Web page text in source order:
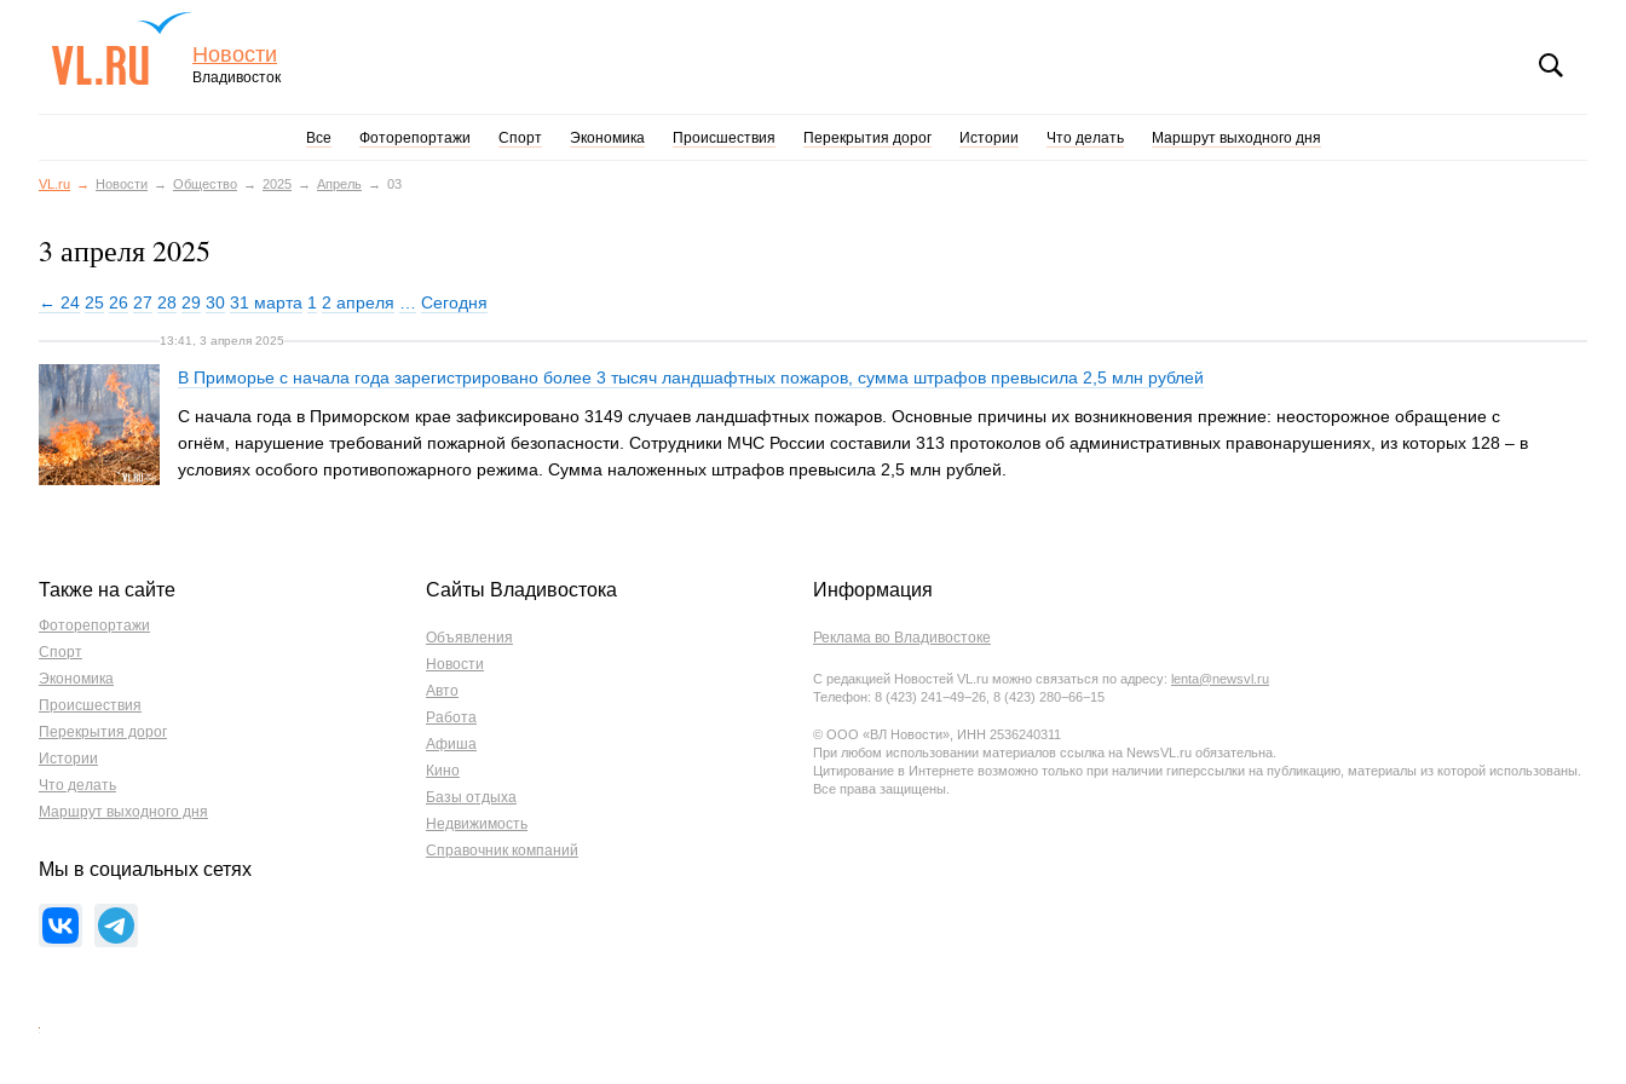
Новости
Владивосток
Все Фоторепортажи Спорт Экономика Происшествия Перекрытия дорог Истории Что делать Маршрут выходного дня
VL.ru Новости Общество 2025 Апрель 03
3 апреля 2025
← 24 25 26 27 28 29 30 31 марта 1 2 апреля Сегодня
13:41, 3 апреля 2025
В Приморье с начала года зарегистрировано более 3 тысяч ландшафтных пожаров, сумма штрафов превысила 2,5 млн рублей
С начала года в Приморском крае зафиксировано 3149 случаев ландшафтных пожаров. Основные причины их возникновения прежние: неосторожное обращение с
огнём, нарушение требований пожарной безопасности. Сотрудники МЧС России составили 313 протоколов об административных правонарушениях, из которых 128 – в
условиях особого противопожарного режима. Сумма наложенных штрафов превысила 2,5 млн рублей.
Также на сайте
Фоторепортажи
Спорт
Экономика
Происшествия
Перекрытия дорог
Истории
Что делать
Маршрут выходного дня
Мы в социальных сетях
Сайты Владивостока
Объявления
Новости
Авто
Работа
Афиша
Кино
Базы отдыха
Недвижимость
Справочник компаний
Информация
Реклама во Владивостоке
С редакцией Новостей VL.ru можно связаться по адресу: lenta@newsvl.ru
Телефон: 8 (423) 241−49−26, 8 (423) 280−66−15
© ООО «ВЛ Новости», ИНН 2536240311
При любом использовании материалов ссылка на NewsVL.ru обязательна.
Цитирование в Интернете возможно только при наличии гиперссылки на публикацию, материалы из которой использованы.
Все права защищены.